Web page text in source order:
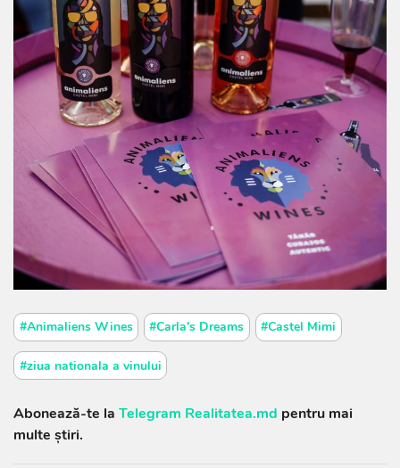
#Animaliens Wines #Carla's Dreams #Castel Mimi
#ziua nationala a vinului
Abonează-te la Telegram Realitatea.md pentru mai
multe știri.